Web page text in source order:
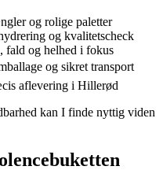
og rolige paletter
og kvalitetscheck
fald og helhed i fokus
og sikret transport
aflevering i Hillerød
kan I finde nyttig viden